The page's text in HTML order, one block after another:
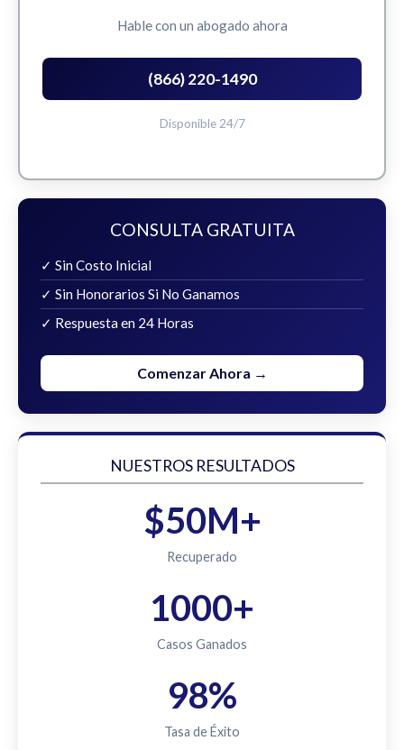
Hable con un abogado ahora
(866) 220-1490
Disponible 24/7
CONSULTA GRATUITA
✓ Sin Costo Inicial
✓ Sin Honorarios Si No Ganamos
✓ Respuesta en 24 Horas
Comenzar Ahora →
NUESTROS RESULTADOS
$50M+
Recuperado
1000+
Casos Ganados
98%
Tasa de Éxito